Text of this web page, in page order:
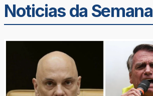
Noticias da Semana